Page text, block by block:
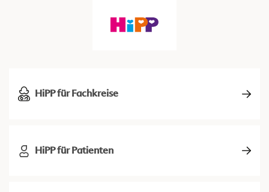
HiPP für Fachkreise
HiPP für Patienten